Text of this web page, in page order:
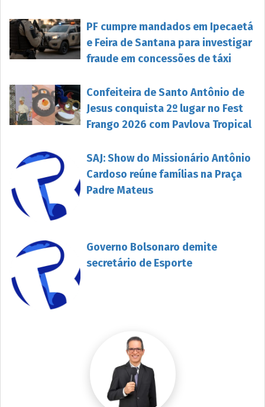
PF cumpre mandados em Ipecaetá
e Feira de Santana para investigar
fraude em concessões de táxi
Confeiteira de Santo Antônio de
Jesus conquista 2º lugar no Fest
Frango 2026 com Pavlova Tropical
SAJ: Show do Missionário Antônio
Cardoso reúne famílias na Praça
Padre Mateus
Governo Bolsonaro demite
secretário de Esporte